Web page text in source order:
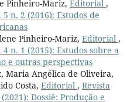
Pinheiro-Mariz, Editorial ,
n. 2 (2016): Estudos de
Pinheiro-Mariz, Editorial ,
n. 1 (2015): Estudos sobre a
e outras perspectivas
Maria Angélica de Oliveira,
Costa, Editorial , Revista
Dossiê: Produção e